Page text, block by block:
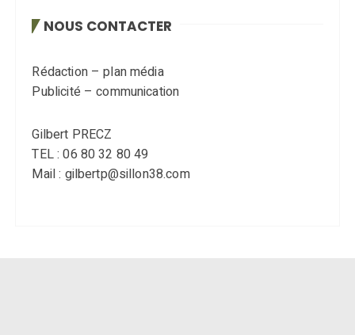
NOUS CONTACTER
Rédaction – plan média
Publicité – communication
Gilbert PRECZ
TEL : 06 80 32 80 49
Mail : gilbertp@sillon38.com